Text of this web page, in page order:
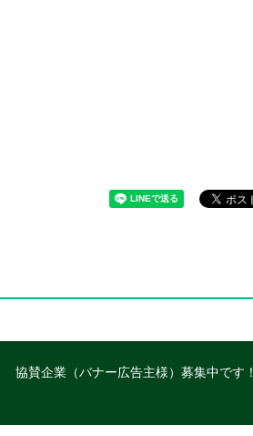
協賛企業（バナー広告主様）募集中です！